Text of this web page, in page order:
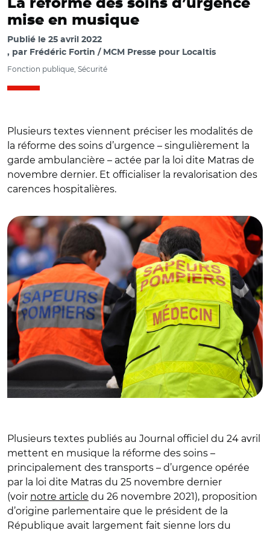
La réforme des soins d’urgence
mise en musique
Publié le 25 avril 2022
par Frédéric Fortin / MCM Presse pour Localtis
Fonction publique, Sécurité
Plusieurs textes viennent préciser les modalités de
la réforme des soins d’urgence – singulièrement la
garde ambulancière – actée par la loi dite Matras de
novembre dernier. Et officialiser la revalorisation des
carences hospitalières.
Plusieurs textes publiés au Journal officiel du 24 avril
mettent en musique la réforme des soins –
principalement des transports – d’urgence opérée
par la loi dite Matras du 25 novembre dernier
(voir notre article du 26 novembre 2021), proposition
d’origine parlementaire que le président de la
République avait largement fait sienne lors du